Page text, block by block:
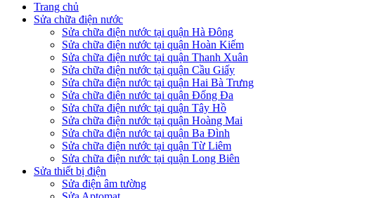
Trang chủ
Sửa chữa điện nước
Sửa chữa điện nước tại quận Hà Đông
Sửa chữa điện nước tại quận Hoàn Kiếm
Sửa chữa điện nước tại quận Thanh Xuân
Sửa chữa điện nước tại quận Cầu Giấy
Sửa chữa điện nước tại quận Hai Bà Trưng
Sửa chữa điện nước tại quận Đống Đa
Sửa chữa điện nước tại quận Tây Hồ
Sửa chữa điện nước tại quận Hoàng Mai
Sửa chữa điện nước tại quận Ba Đình
Sửa chữa điện nước tại quận Từ Liêm
Sửa chữa điện nước tại quận Long Biên
Sửa thiết bị điện
Sửa điện âm tường